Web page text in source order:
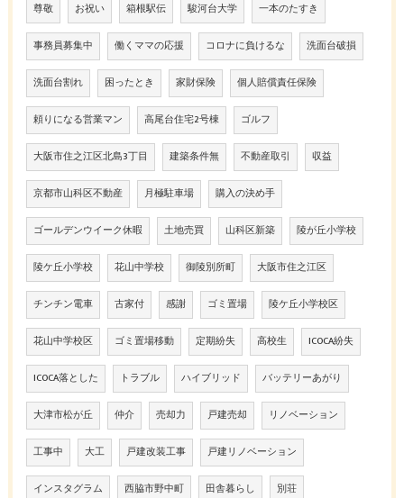
尊敬 お祝い 箱根駅伝 駿河台大学 一本のたすき
事務員募集中 働くママの応援 コロナに負けるな 洗面台破損
洗面台割れ 困ったとき 家財保険 個人賠償責任保険
頼りになる営業マン 高尾台住宅2号棟 ゴルフ
大阪市住之江区北島3丁目 建築条件無 不動産取引 収益
京都市山科区不動産 月極駐車場 購入の決め手
ゴールデンウイーク休暇 土地売買 山科区新築 陵が丘小学校
陵ケ丘小学校 花山中学校 御陵別所町 大阪市住之江区
チンチン電車 古家付 感謝 ゴミ置場 陵ケ丘小学校区
花山中学校区 ゴミ置場移動 定期紛失 高校生 ICOCA紛失
ICOCA落とした トラブル ハイブリッド バッテリーあがり
大津市松が丘 仲介 売却力 戸建売却 リノベーション
工事中 大工 戸建改装工事 戸建リノベーション
インスタグラム 西脇市野中町 田舎暮らし 別荘